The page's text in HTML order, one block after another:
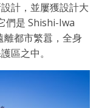
計，並屢獲設計大
們是 Shishi-Iwa
都市繁囂，全身
區之中。